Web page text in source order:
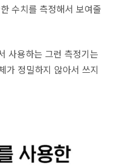
수치를 측정해서 보여줄
사용하는 그런 측정기는
가 정밀하지 않아서 쓰지